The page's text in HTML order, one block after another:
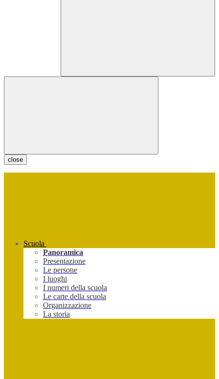
close
Scuola
Panoramica
Presentazione
Le persone
I luoghi
I numeri della scuola
Le carte della scuola
Organizzazione
La storia